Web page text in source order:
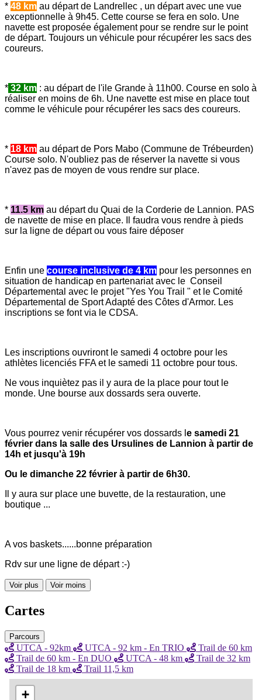
* 48 km au départ de Landrellec , un départ avec une vue
exceptionnelle à 9h45. Cette course se fera en solo. Une
navette est proposée également pour se rendre sur le point
de départ. Toujours un véhicule pour récupérer les sacs des
coureurs.
* 32 km : au départ de l'ile Grande à 11h00. Course en solo à
réaliser en moins de 6h. Une navette est mise en place tout
comme le véhicule pour récupérer les sacs des coureurs.
* 18 km au départ de Pors Mabo (Commune de Trébeurden)
Course solo. N'oubliez pas de réserver la navette si vous
n'avez pas de moyen de vous rendre sur place.
* 11.5 km au départ du Quai de la Corderie de Lannion. PAS
de navette de mise en place. Il faudra vous rendre à pieds
sur la ligne de départ ou vous faire déposer
Enfin une course inclusive de 4 km pour les personnes en
situation de handicap en partenariat avec le Conseil
Départemental avec le projet "Yes You Trail " et le Comité
Départemental de Sport Adapté des Côtes d'Armor. Les
inscriptions se font via le CDSA.
Les inscriptions ouvriront le samedi 4 octobre pour les
athlètes licenciés FFA et le samedi 11 octobre pour tous.
Ne vous inquiètez pas il y aura de la place pour tout le
monde. Une bourse aux dossards sera ouverte.
Vous pourrez venir récupérer vos dossards l e samedi 21
février dans la salle des Ursulines de Lannion à partir de
14h et jusqu'à 19h
Ou le dimanche 22 février à partir de 6h30.
Il y aura sur place une buvette, de la restauration, une
boutique ...
A vos baskets......bonne préparation
Rdv sur une ligne de départ :-)
Voir plus Voir moins
Cartes
Parcours
UTCA - 92km UTCA - 92 km - En TRIO
Trail de 60 km
Trail de 60 km - En DUO
UTCA - 48 km
Trail de 32 km
Trail de 18 km
Trail 11,5 km